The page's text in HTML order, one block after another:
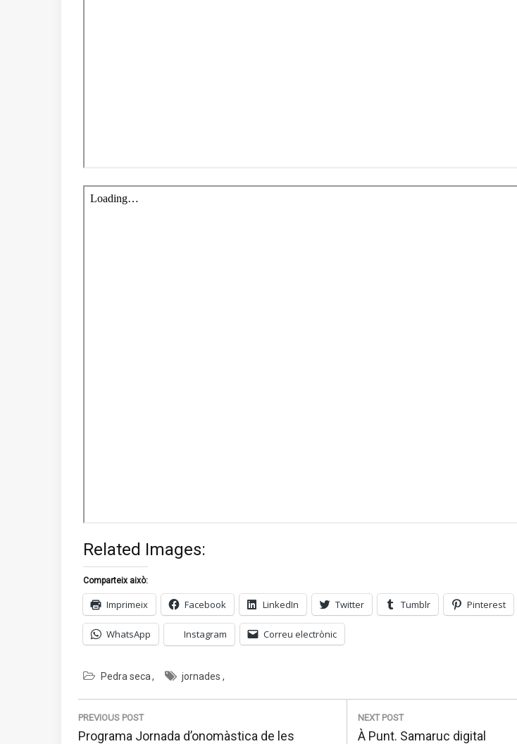
Related Images:
Comparteix això:
Imprimeix Facebook LinkedIn Twitter Tumblr Pinterest
WhatsApp Instagram Correu electrònic
Pedra seca jornades
Navegació
d'entrades
PREVIOUS POST
Previous
Programa Jornada d’onomàstica de les
NEXT POST
Next
À Punt. Samaruc digital